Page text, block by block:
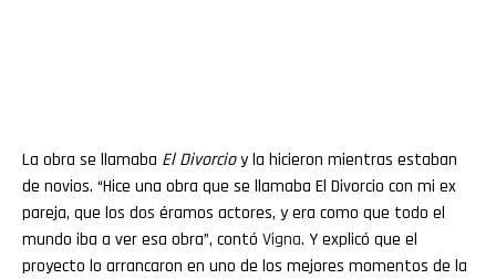
La obra se llamaba El Divorcioy la hicieron mientras estaban
de novios. “Hice una obra que se llamaba El Divorcio con mi ex
pareja, que los dos éramos actores, y era como que todo el
mundo iba a ver esa obra”, contó Vigna. Y explicó que el
proyecto lo arrancaron en uno de los mejores momentos de la